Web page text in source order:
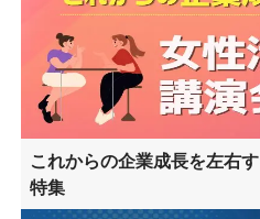
これからの企業成長を左右
特集